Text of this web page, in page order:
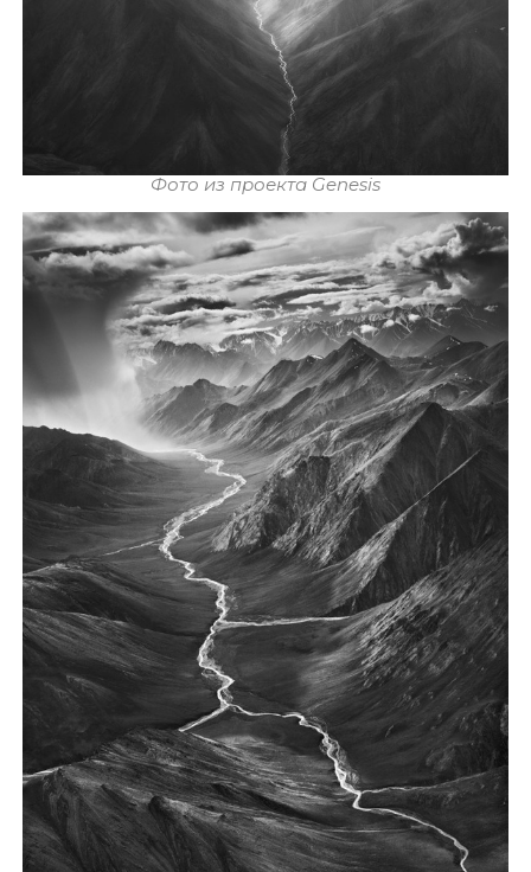
Фото из проекта Genesis